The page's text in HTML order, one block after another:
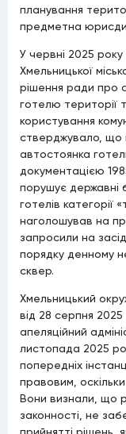
планування
предметна
У червні 2025
Хмельницької
рішення ради про
готелю території
користування
стверджувало, що
автостоянка
документацією
порушує державні
готелів категорії
наголошував на
запросили на
порядку денному
сквер.
Хмельницький
від 28 серпня
апеляційний
листопада 2025
попередніх
правовим,
Вони визнали, що
законності, не
прийнятті рішень,